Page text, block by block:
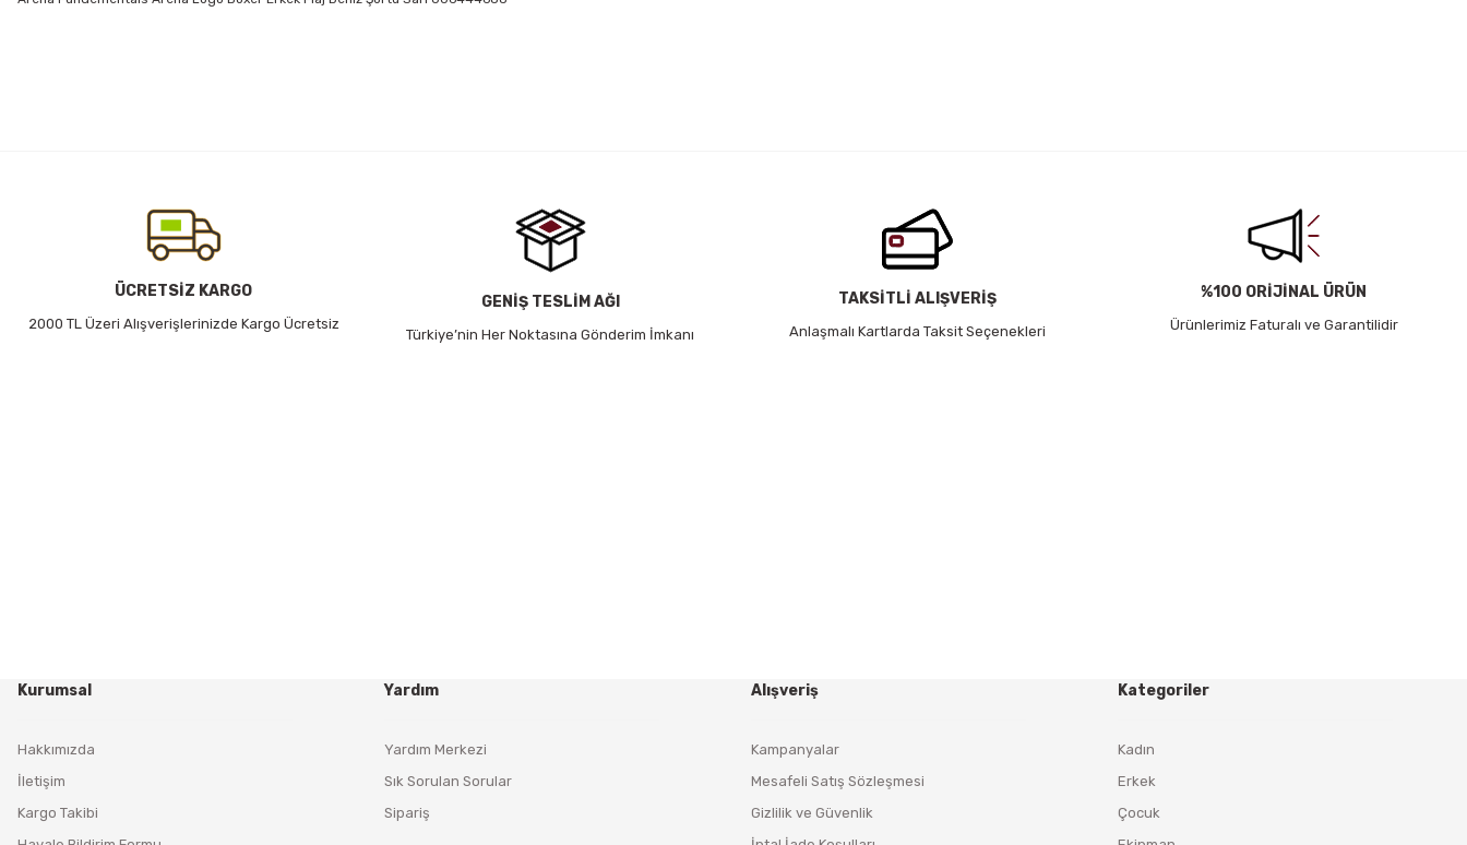
Ürün bilgilerinde hatalar bulunuyor.
Ürün fiyatı diğer sitelerden daha pahalı.
Bu ürüne benzer farklı alternatifler olmalı.
ÜCRETSİZ KARGO
2000 TL Üzeri Alışverişlerinizde Kargo Ücretsiz
GENİŞ TESLİM AĞI
Türkiye’nin Her Noktasına Gönderim İmkanı
TAKSİTLİ ALIŞVERİŞ
Anlaşmalı Kartlarda Taksit Seçenekleri
%100 ORİJİNAL ÜRÜN
Ürünlerimiz Faturalı ve Garantilidir
Kurumsal
Hakkımızda
İletişim
Kargo Takibi
Yardım
Yardım Merkezi
Sık Sorulan Sorular
Sipariş
Alışveriş
Kampanyalar
Mesafeli Satış Sözleşmesi
Gizlilik ve Güvenlik
Kategoriler
Kadın
Erkek
Çocuk